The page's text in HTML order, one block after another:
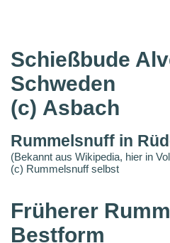
Schießbude
Schweden
(c) Asbach
Rummelsnuff in
(Bekannt aus Wikipedia, hier in
(c) Rummelsnuff selbst
Früherer
Bestform